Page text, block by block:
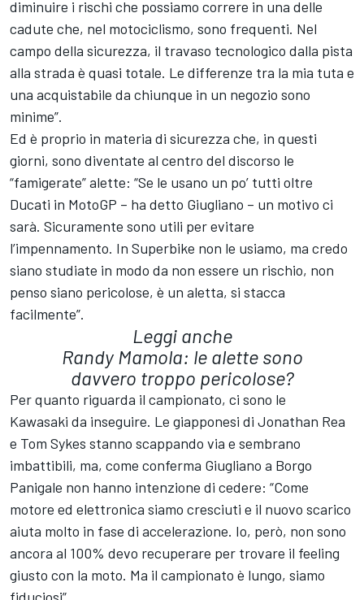
diminuire i rischi che possiamo correre in una delle
cadute che, nel motociclismo, sono frequenti. Nel
campo della sicurezza, il travaso tecnologico dalla pista
alla strada è quasi totale. Le differenze tra la mia tuta e
una acquistabile da chiunque in un negozio sono
minime”.
Ed è proprio in materia di sicurezza che, in questi
giorni, sono diventate al centro del discorso le
“famigerate” alette: “Se le usano un po’ tutti oltre
Ducati in MotoGP – ha detto Giugliano – un motivo ci
sarà. Sicuramente sono utili per evitare
l’impennamento. In Superbike non le usiamo, ma credo
siano studiate in modo da non essere un rischio, non
penso siano pericolose, è un aletta, si stacca
facilmente”.
Leggi anche
Randy Mamola: le alette sono
davvero troppo pericolose?
Per quanto riguarda il campionato, ci sono le
Kawasaki da inseguire. Le giapponesi di Jonathan Rea
e Tom Sykes stanno scappando via e sembrano
imbattibili, ma, come conferma Giugliano a Borgo
Panigale non hanno intenzione di cedere: “Come
motore ed elettronica siamo cresciuti e il nuovo scarico
aiuta molto in fase di accelerazione. Io, però, non sono
ancora al 100% devo recuperare per trovare il feeling
giusto con la moto. Ma il campionato è lungo, siamo